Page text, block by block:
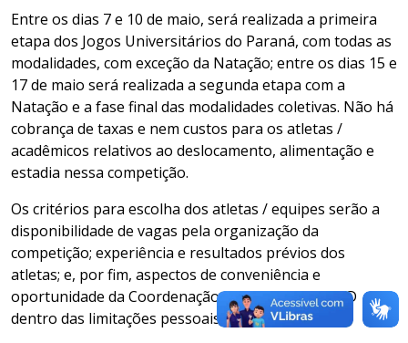
Entre os dias 7 e 10 de maio, será realizada a primeira
etapa dos Jogos Universitários do Paraná, com todas as
modalidades, com exceção da Natação; entre os dias 15 e
17 de maio será realizada a segunda etapa com a
Natação e a fase final das modalidades coletivas. Não há
cobrança de taxas e nem custos para os atletas /
acadêmicos relativos ao deslocamento, alimentação e
estadia nessa competição.
Os critérios para escolha dos atletas / equipes serão a
disponibilidade de vagas pela organização da
competição; experiência e resultados prévios dos
atletas; e, por fim, aspectos de conveniência e
oportunidade da Coordenação das Equipes do CED
dentro das limitações pessoais e orçamentárias.